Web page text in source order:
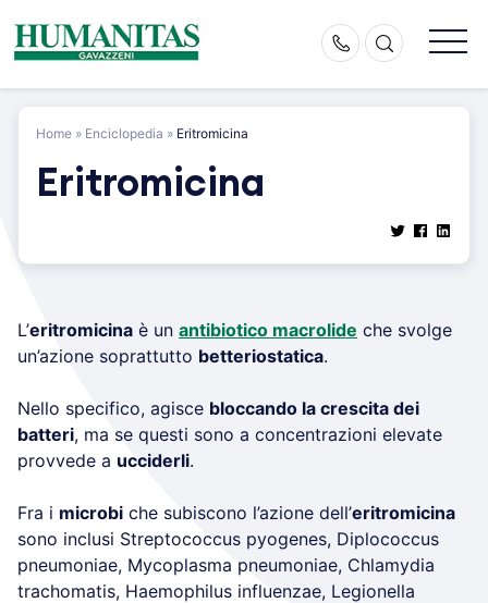
content
Home » Enciclopedia » Eritromicina
Eritromicina
L’eritromicina è un antibiotico macrolide che svolge
un’azione soprattutto betteriostatica.
Nello specifico, agisce bloccando la crescita dei
batteri, ma se questi sono a concentrazioni elevate
provvede a ucciderli.
Fra i microbi che subiscono l’azione dell’eritromicina
sono inclusi Streptococcus pyogenes, Diplococcus
pneumoniae, Mycoplasma pneumoniae, Chlamydia
trachomatis, Haemophilus influenzae, Legionella